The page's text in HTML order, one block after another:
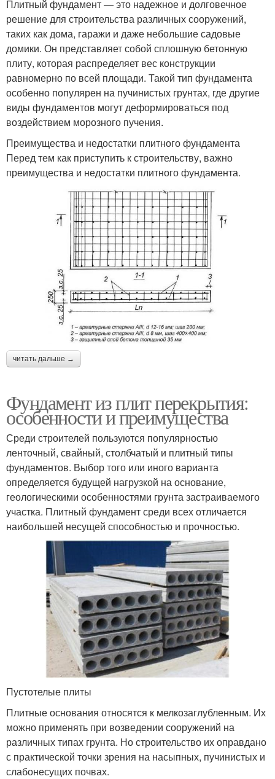
Плитный фундамент — это надежное и долговечное
решение для строительства различных сооружений,
таких как дома, гаражи и даже небольшие садовые
домики. Он представляет собой сплошную бетонную
плиту, которая распределяет вес конструкции
равномерно по всей площади. Такой тип фундамента
особенно популярен на пучинистых грунтах, где другие
виды фундаментов могут деформироваться под
воздействием морозного пучения.
Преимущества и недостатки плитного фундамента
Перед тем как приступить к строительству, важно
преимущества и недостатки плитного фундамента.
читать дальше →
Фундамент из плит перекрытия:
особенности и преимущества
Среди строителей пользуются популярностью
ленточный, свайный, столбчатый и плитный типы
фундаментов. Выбор того или иного варианта
определяется будущей нагрузкой на основание,
геологическими особенностями грунта застраиваемого
участка. Плитный фундамент среди всех отличается
наибольшей несущей способностью и прочностью.
Пустотелые плиты
Плитные основания относятся к мелкозаглубленным. Их
можно применять при возведении сооружений на
различных типах грунта. Но строительство их оправдано
с практической точки зрения на насыпных, пучинистых и
слабонесущих почвах.